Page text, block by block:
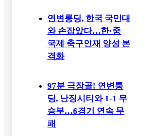
연변룽딩, 한국 국민대
와 손잡았다…한·중
국제 축구인재 양성 본
격화
97분 극장골! 연변룽
딩, 난징시티와 1-1 무
승부…6경기 연속 무
패